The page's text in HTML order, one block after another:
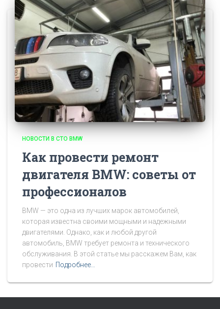
НОВОСТИ В СТО BMW
Как провести ремонт
двигателя BMW: советы от
профессионалов
BMW — это одна из лучших марок автомобилей,
которая известна своими мощными и надежными
двигателями. Однако, как и любой другой
автомобиль, BMW требует ремонта и технического
обслуживания. В этой статье мы расскажем Вам, как
провести Подробнее…